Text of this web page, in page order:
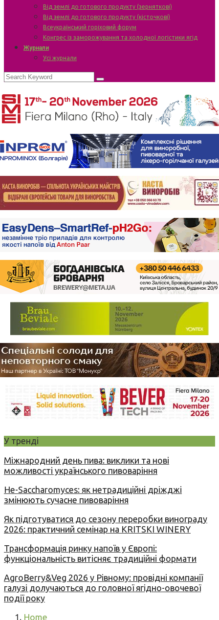
Від землі до готового продукту (зерняткові)
Від землі до готового продукту (кісточкові)
Всеукраїнський горіховий форум
Конгрес із заморожування та холодної логістики ягід
Журнали
Усі журнали
У тренді
Міжнародний день пива: виклики та нові
можливості українського пивоваріння
Не-Saccharomyces: як нетрадиційні дріжджі
змінюють сучасне пивоваріння
Як підготуватися до сезону переробки винограду
2026: практичний семінар на KRITSKI WINERY
Трансформація ринку напоїв у Європі:
функціональність витісняє традиційні формати
AgroBerry&Veg 2026 у Рівному: провідні компанії
галузі долучаються до головної ягідно-овочевої
події року
Home